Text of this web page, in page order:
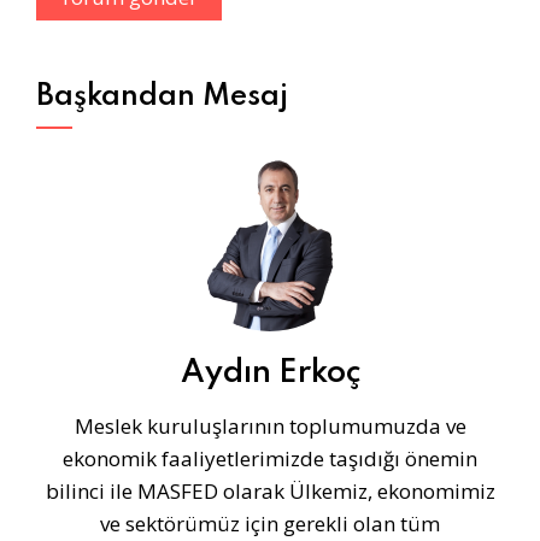
Başkandan Mesaj
Aydın Erkoç
Meslek kuruluşlarının toplumumuzda ve
ekonomik faaliyetlerimizde taşıdığı önemin
bilinci ile MASFED olarak Ülkemiz, ekonomimiz
ve sektörümüz için gerekli olan tüm